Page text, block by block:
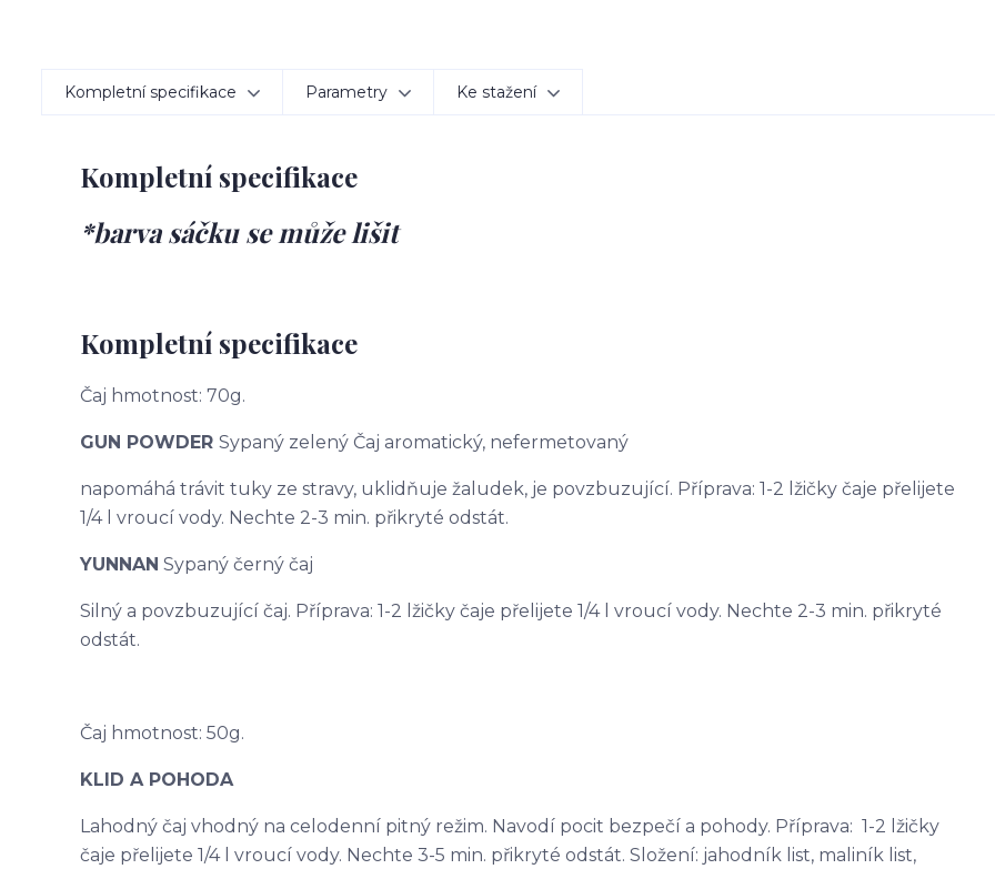
Kompletní specifikace Parametry Ke stažení
Kompletní specifikace
*barva sáčku se může lišit
Kompletní specifikace
Čaj hmotnost: 70g.
GUN POWDER Sypaný zelený Čaj aromatický, nefermetovaný
napomáhá trávit tuky ze stravy, uklidňuje žaludek, je povzbuzující. Příprava: 1-2 lžičky čaje přelijete
1/4 l vroucí vody. Nechte 2-3 min. přikryté odstát.
YUNNAN Sypaný černý čaj
Silný a povzbuzující čaj. Příprava: 1-2 lžičky čaje přelijete 1/4 l vroucí vody. Nechte 2-3 min. přikryté
odstát.
Čaj hmotnost: 50g.
KLID A POHODA
Lahodný čaj vhodný na celodenní pitný režim. Navodí pocit bezpečí a pohody. Příprava: 1-2 lžičky
čaje přelijete 1/4 l vroucí vody. Nechte 3-5 min. přikryté odstát. Složení: jahodník list, maliník list,